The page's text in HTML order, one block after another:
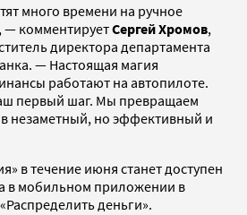
много времени на ручное
— комментируетСергей Хромов,
директора департамента
— Настоящая магия
работают на автопилоте.
первый шаг. Мы превращаем
незаметный, но эффективный и
в течение июня станет доступен
в мобильном приложении в
деньги».